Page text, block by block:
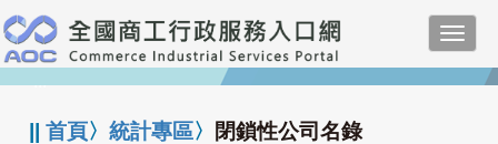
跳
到
主
要
:::
||首頁〉統計專區〉 閉鎖性公司名錄